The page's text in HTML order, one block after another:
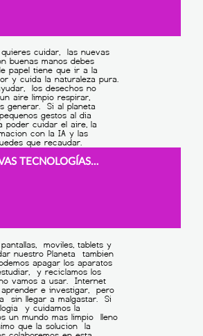
LA IA Y LAS NUEVAS TECNOLOGÍAS PUEDEN SER BUENAS AMIGAS DE LA NATURALEZAS